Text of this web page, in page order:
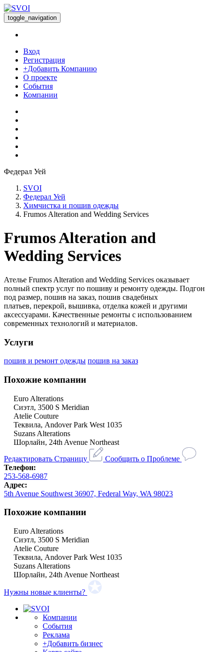
toggle_navigation
Вход
Регистрация
+Добавить Компанию
О проекте
События
Компании
Федерал Уей
SVOI
Федерал Уей
Химчистка и пошив одежды
Frumos Alteration and Wedding Services
Frumos Alteration and
Wedding Services
Ателье Frumos Alteration and Wedding Services оказывает
полный спектр услуг по пошиву и ремонту одежды. Подгон
под размер, пошив на заказ, пошив свадебных
платьев, перекрой, вышивка, отделка кожей и другими
аксессуарами. Качественные ремонты с использованием
современных технологий и материалов.
Услуги
пошив и ремонт одежды пошив на заказ
Похожие компании
Euro Alterations
Сиэтл, 3500 S Meridian
Atelie Couture
Теквила, Andover Park West 1035
Suzans Alterations
Шорлайн, 24th Avenue Northeast
Редактировать Страницу
Сообщить о Проблеме
Телефон:
253-568-6987
Адрес:
5th Avenue Southwest 36907, Federal Way, WA 98023
Похожие компании
Euro Alterations
Сиэтл, 3500 S Meridian
Atelie Couture
Теквила, Andover Park West 1035
Suzans Alterations
Шорлайн, 24th Avenue Northeast
Нужны новые клиенты?
Компании
События
Реклама
+Добавить бизнес